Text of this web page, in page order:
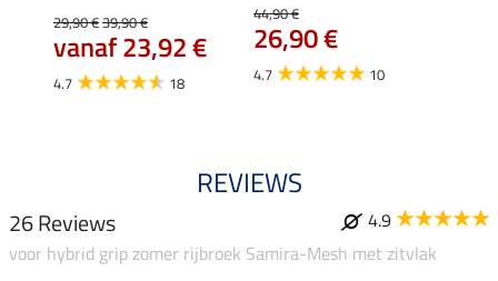
29,90 €39,90 €
vanaf 23,92 €
4.7 18
44,90 €
26,90 €
4.7 10
REVIEWS
26 Reviews
4.9
voor hybrid grip zomer rijbroek Samira-Mesh met zitvlak